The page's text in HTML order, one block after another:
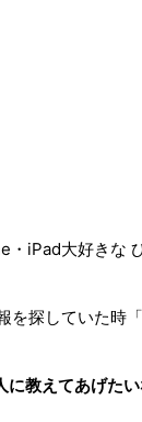
・iPad大好きな
を探していた時「
に教えてあげた